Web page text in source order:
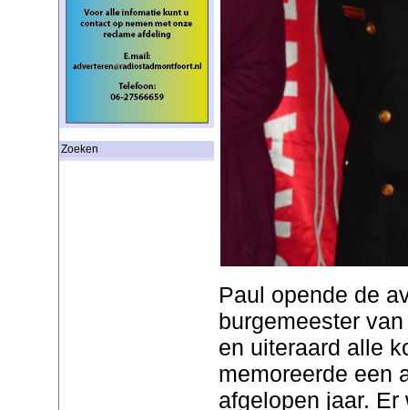
Zoeken
Paul opende de
burgemeester
en uiteraard alle
memoreerde een
afgelopen jaar.